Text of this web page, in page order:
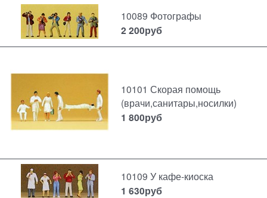
10089 Фотографы
2 200руб
10101 Скорая помощь
(врачи,санитары,носилки)
1 800руб
10109 У кафе-киоска
1 630руб